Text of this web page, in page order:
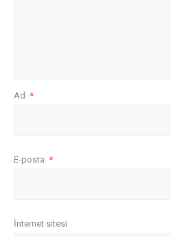
Ad *
E-posta *
İnternet sitesi